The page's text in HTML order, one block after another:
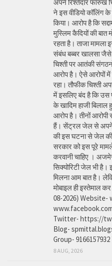
अपने रिश्तेदार फारुख
ने इस वीडियो कॉलिंग
किया। आरोप है कि
मुस्लिम कैदियों की बात
रहता है। ताजा मामला
संबंध बब्बर खालसा
चिश्ती पर आतंकी
आरोप है। ऐसे आरोपों में
रहा। तौफीक चिश्ती
में इसलिए बंद है कि उस
के खादिम हाजी
आरोप है। तीनों
हैं। सेंट्रल जेल से अपने
की इस घटना से जेल की
सरकार को इस पूरे
करवानी चाहिए ।
सिक्योरिटी जेल भी है।
मिलना आम बात है।
मोबाइल ही इस्तेमाल
08-2026) Website-
Twitter- https://
Blog-
Group-
8 AUG, 2026